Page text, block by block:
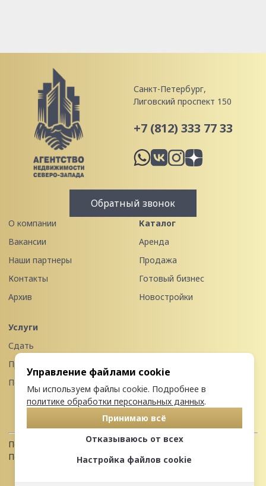
Санкт-Петербург,
Лиговский проспект 150
+7 (812) 333 77 33
Обратный звонок
О компании
Вакансии
Наши партнеры
Контакты
Архив
Каталог
Аренда
Продажа
Готовый бизнес
Новостройки
Услуги
Сдать
Продать
Передать в управление
Политика конфиденциальности
Пользовательское соглашение
Управление файлами cookie
Мы используем файлы cookie. Подробнее в
политике обработки персональных данных.
Принимаю всё
Отказываюсь от всех
Настройка файлов cookie